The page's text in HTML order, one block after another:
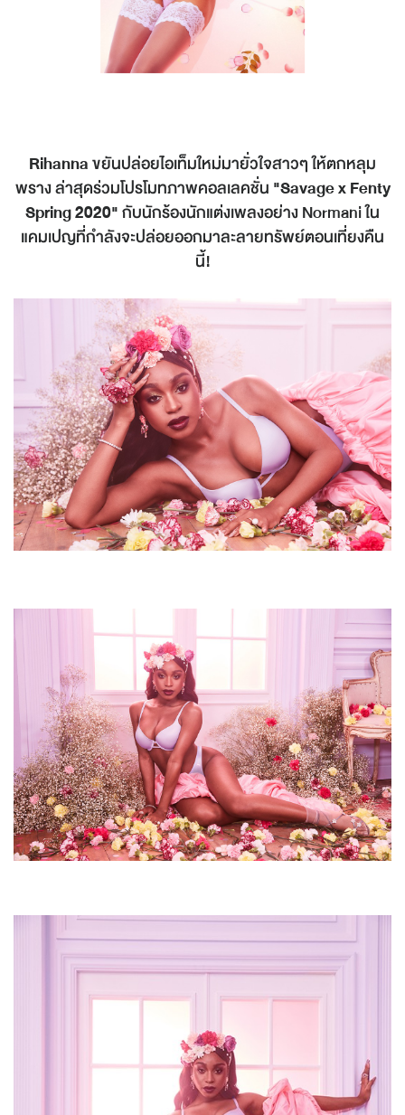
Rihannaขยันปล่อยไอเท็มใหม่มายั่วใจสาวๆ ให้ตกหลุม
พราง ล่าสุดร่วมโปรโมทภาพคอลเลคชั่น "Savage x Fenty
Spring 2020"กับนักร้องนักแต่งเพลงอย่าง Normani ใน
แคมเปญที่กำลังจะปล่อยออกมาละลายทรัพย์ตอนเที่ยงคืน
นี้!